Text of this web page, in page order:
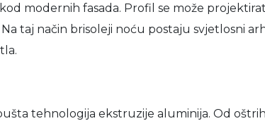
modernih fasada. Profil se može
taj način brisoleji noću postaju svjetlosni
tehnologija ekstruzije aluminija. Od